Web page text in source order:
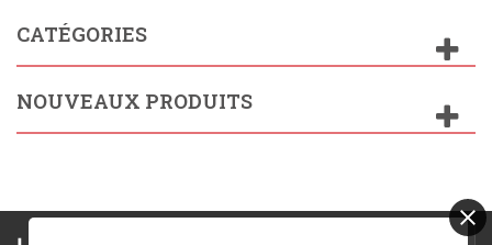
CATÉGORIES
NOUVEAUX PRODUITS